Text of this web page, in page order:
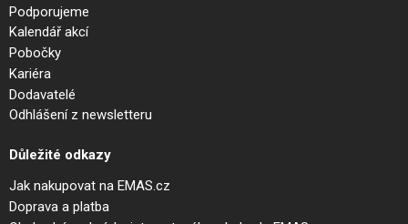
Podporujeme
Kalendář akcí
Pobočky
Kariéra
Dodavatelé
Odhlášení z newsletteru
Důležité odkazy
Jak nakupovat na EMAS.cz
Doprava a platba